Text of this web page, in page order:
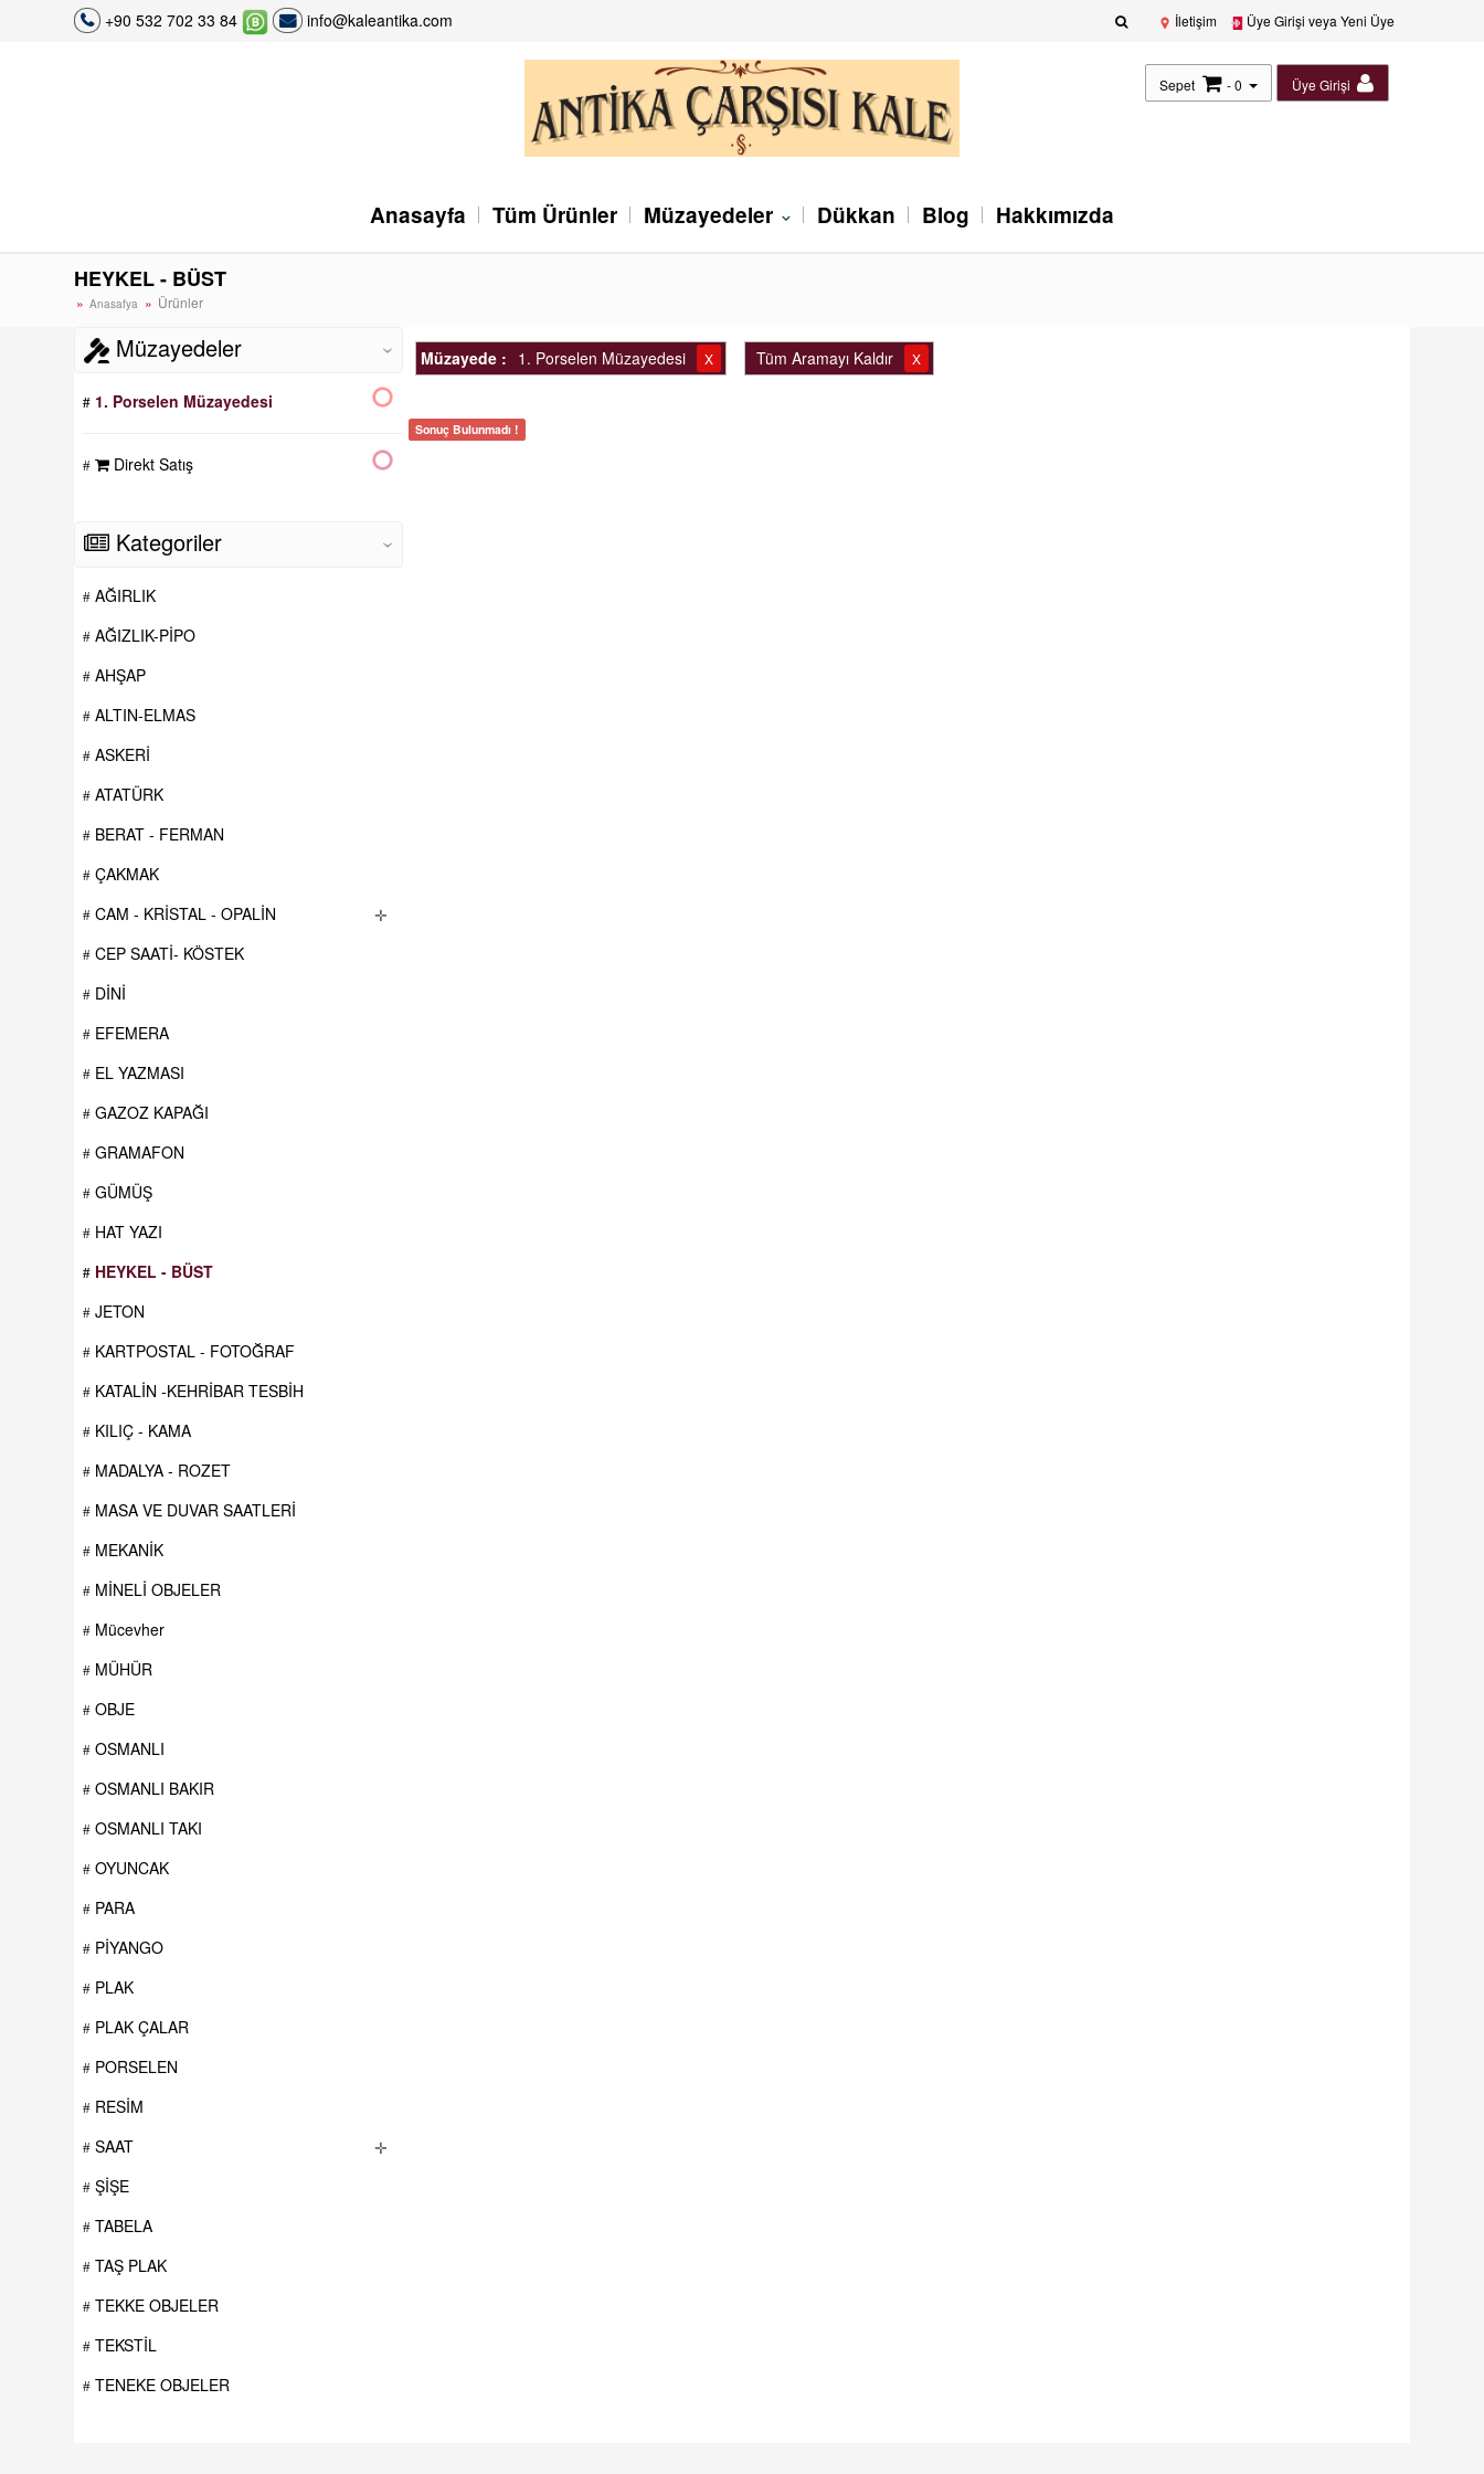
+90 532 702 33 84 info@kaleantika.com İletişim Üye Girişi veya Yeni Üye
Üye Girişi
Sepet - 0
Anasayfa Tüm Ürünler Müzayedeler Dükkan Blog Hakkımızda
HEYKEL - BÜST
Anasafya Ürünler
Müzayedeler ‹
1. Porselen Müzayedesi
Direkt Satış
Kategoriler ‹
AĞIRLIK
AĞIZLIK-PİPO
AHŞAP
ALTIN-ELMAS
ASKERİ
ATATÜRK
BERAT - FERMAN
ÇAKMAK
CAM - KRİSTAL - OPALİN
✛
CEP SAATİ- KÖSTEK
DİNİ
EFEMERA
EL YAZMASI
GAZOZ KAPAĞI
GRAMAFON
GÜMÜŞ
HAT YAZI
HEYKEL - BÜST
JETON
KARTPOSTAL - FOTOĞRAF
KATALİN -KEHRİBAR TESBİH
KILIÇ - KAMA
MADALYA - ROZET
MASA VE DUVAR SAATLERİ
MEKANİK
MİNELİ OBJELER
Mücevher
MÜHÜR
OBJE
OSMANLI
OSMANLI BAKIR
OSMANLI TAKI
OYUNCAK
PARA
PİYANGO
PLAK
PLAK ÇALAR
PORSELEN
RESİM
SAAT
✛
ŞİŞE
TABELA
TAŞ PLAK
TEKKE OBJELER
TEKSTİL
TENEKE OBJELER
Müzayede : 1. Porselen Müzayedesi X Tüm Aramayı Kaldır X
Sonuç Bulunmadı !